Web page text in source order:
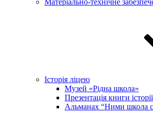
Матеріально-технічне
Історія ліцею
Музей «Рідна школа»
Презентація книги історії
Альманах “Ними школа